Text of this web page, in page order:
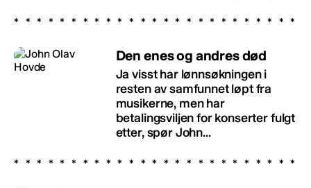
Den enes og andres død
Ja visst har lønnsøkningen i
resten av samfunnet løpt fra
musikerne, men har
betalingsviljen for konserter fulgt
etter, spør John...